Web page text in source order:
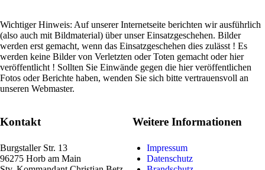
Wichtiger Hinweis: Auf unserer Internetseite berichten wir ausführlich
(also auch mit Bildmaterial) über unser Einsatzgeschehen. Bilder
werden erst gemacht, wenn das Einsatzgeschehen dies zulässt ! Es
werden keine Bilder von Verletzten oder Toten gemacht oder hier
veröffentlicht ! Sollten Sie Einwände gegen die hier veröffentlichen
Fotos oder Berichte haben, wenden Sie sich bitte vertrauensvoll an
unseren Webmaster.
Kontakt
Burgstaller Str. 13
96275 Horb am Main
Weitere Informationen
Impressum
Datenschutz